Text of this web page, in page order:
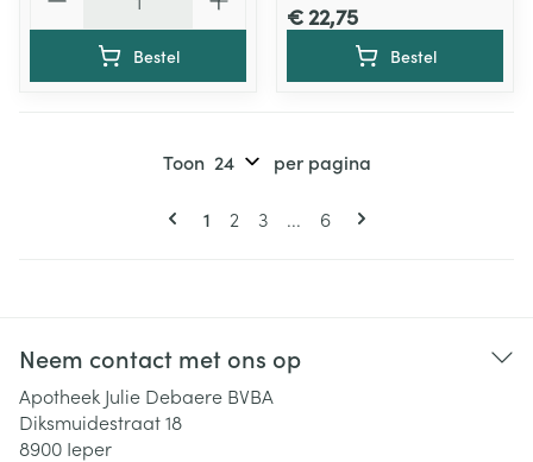
Bestel
€ 22,75
Bestel
Pagina's
U lees momenteel pagina
1 Pagina
2 Pagina
3 ... Pagina
6
Toon per pagina
Neem contact met ons op
Apotheek Julie Debaere BVBA
Diksmuidestraat 18
8900 Ieper